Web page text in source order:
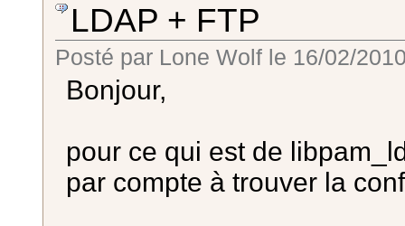
LDAP + FTP
Posté par Lone Wolf le 16/02/
Bonjour,
pour ce qui est de
par compte à trouver la